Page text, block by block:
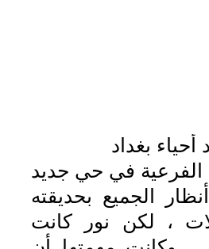
بغداد
في حي جديد
الجميع بحديقته
، لكن نور كانت